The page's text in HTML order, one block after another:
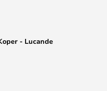
- Lucande